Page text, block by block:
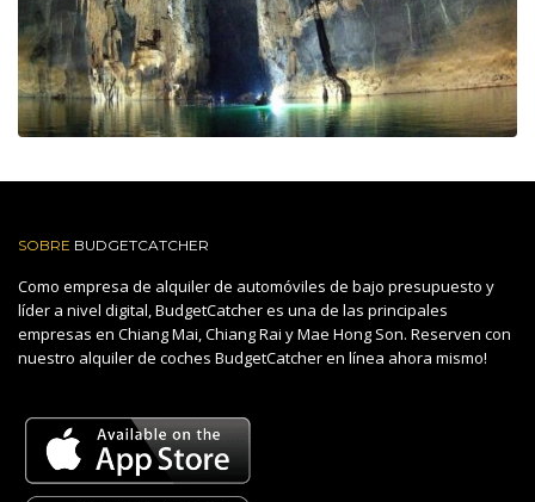
SOBRE BUDGETCATCHER
Como empresa de alquiler de automóviles de bajo presupuesto y
líder a nivel digital, BudgetCatcher es una de las principales
empresas en Chiang Mai, Chiang Rai y Mae Hong Son. Reserven con
nuestro alquiler de coches BudgetCatcher en línea ahora mismo!